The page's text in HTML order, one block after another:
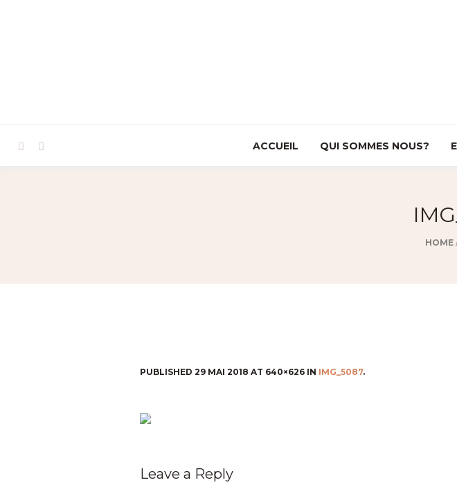
ACCUEIL QUI SOMMES NOUS?
HOME
PUBLISHED 29 MAI 2018 AT 640×626 IN IMG_5087.
Leave a Reply